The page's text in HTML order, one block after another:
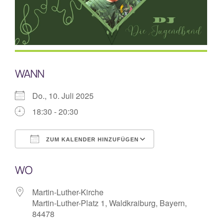
Mitarbeiterplan
Kontakt
WANN
Do., 10. Juli 2025
18:30 - 20:30
ZUM KALENDER HINZUFÜGEN
WO
Martin-Luther-Kirche
Martin-Luther-Platz 1, Waldkraiburg, Bayern,
84478